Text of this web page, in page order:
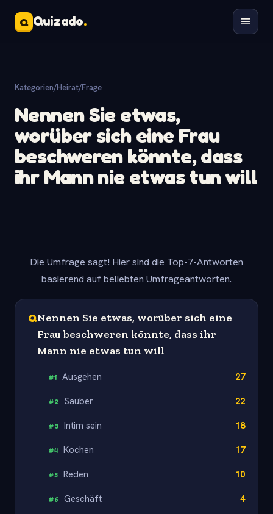
Q Quizado.
Kategorien/Heirat/Frage
Nennen Sie etwas,
worüber sich eine Frau
beschweren könnte, dass
ihr Mann nie etwas tun will
Die Umfrage sagt! Hier sind die Top-7-Antworten
basierend auf beliebten Umfrageantworten.
QNennen Sie etwas, worüber sich eine
Frau beschweren könnte, dass ihr
Mann nie etwas tun will
#1 Ausgehen 27
#2 Sauber 22
#3 Intim sein 18
#4 Kochen 17
#5 Reden 10
#6 Geschäft 4